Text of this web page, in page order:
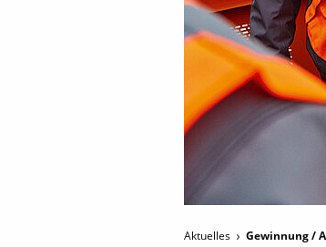
Aktuelles Gewinnung /